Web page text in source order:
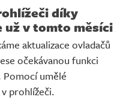
díky
už v tomto měsíci
aktualizace ovladačů
očekávanou funkci
Pomocí umělé
prohlížeči.